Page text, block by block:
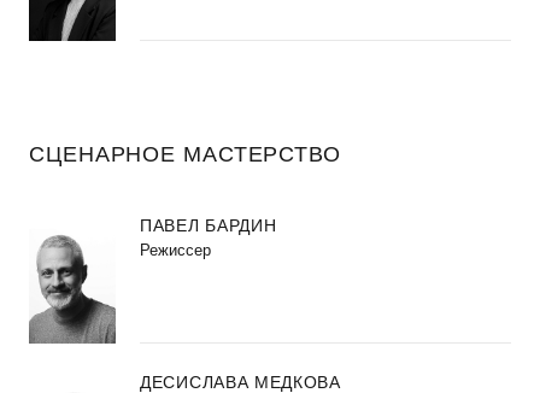
СЦЕНАРНОЕ МАСТЕРСТВО
ПАВЕЛ БАРДИН
Режиссер
ДЕСИСЛАВА МЕДКОВА